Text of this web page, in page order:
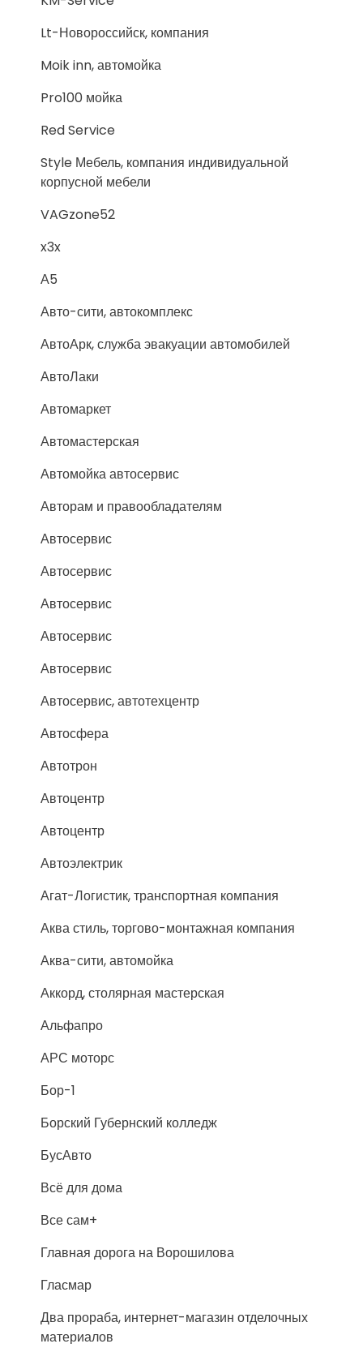
Lt-Новороссийск, компания
Moik inn, автомойка
Pro100 мойка
Red Service
Style Мебель, компания индивидуальной
корпусной мебели
VAGzone52
x3x
А5
Авто-сити, автокомплекс
АвтоАрк, служба эвакуации автомобилей
АвтоЛаки
Автомаркет
Автомастерская
Автомойка автосервис
Авторам и правообладателям
Автосервис
Автосервис
Автосервис
Автосервис
Автосервис
Автосервис, автотехцентр
Автосфера
Автотрон
Автоцентр
Автоцентр
Автоэлектрик
Агат-Логистик, транспортная компания
Аква стиль, торгово-монтажная компания
Аква-сити, автомойка
Аккорд, столярная мастерская
Альфапро
АРС моторс
Бор-1
Борский Губернский колледж
БусАвто
Всё для дома
Все сам+
Главная дорога на Ворошилова
Гласмар
Два прораба, интернет-магазин отделочных
материалов